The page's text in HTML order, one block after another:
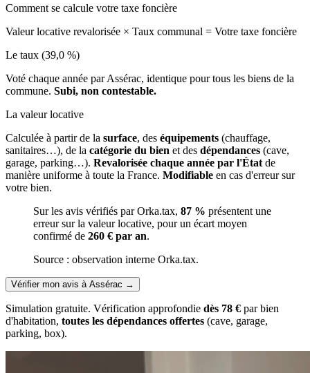
Comment se calcule votre taxe foncière
Valeur locative revalorisée × Taux communal = Votre taxe foncière
Le taux (39,0 %)
Voté chaque année par Assérac, identique pour tous les biens de la
commune. Subi, non contestable.
La valeur locative
Calculée à partir de la surface, des équipements (chauffage,
sanitaires…), de la catégorie du bien et des dépendances (cave,
garage, parking…). Revalorisée chaque année par l'État de
manière uniforme à toute la France. Modifiable en cas d'erreur sur
votre bien.
Sur les avis vérifiés par Orka.tax, 87 % présentent une
erreur sur la valeur locative, pour un écart moyen
confirmé de 260 € par an.
Source : observation interne Orka.tax.
Vérifier mon avis à Assérac →
Simulation gratuite. Vérification approfondie dès 78 € par bien
d'habitation, toutes les dépendances offertes (cave, garage,
parking, box).